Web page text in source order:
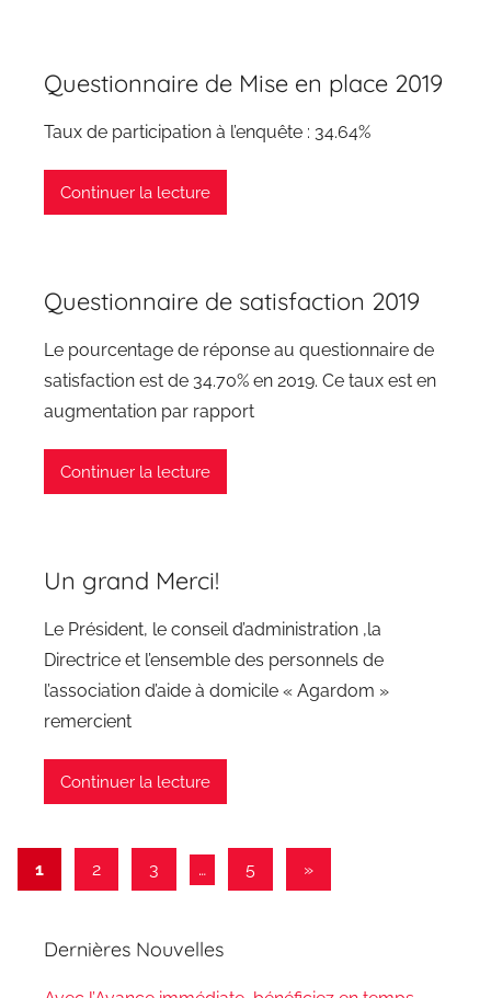
Questionnaire de Mise en place 2019
Taux de participation à l’enquête : 34.64%
Continuer la lecture
Questionnaire de satisfaction 2019
Le pourcentage de réponse au questionnaire de
satisfaction est de 34.70% en 2019. Ce taux est en
augmentation par rapport
Continuer la lecture
Un grand Merci!
Le Président, le conseil d’administration ,la
Directrice et l’ensemble des personnels de
l’association d’aide à domicile « Agardom »
remercient
Continuer la lecture
Navigation
articles
1 2 3 … 5
Articles
»
Dernières Nouvelles